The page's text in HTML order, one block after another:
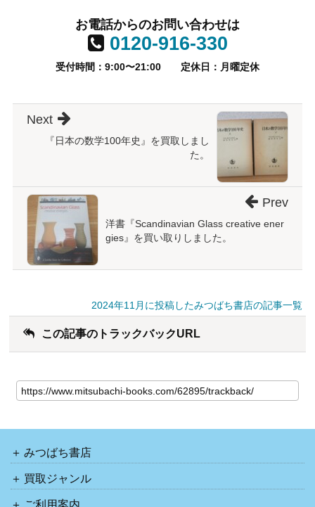
お電話からのお問い合わせは
0120-916-330
受付時間：9:00〜21:00 定休日：月曜定休
『日本の数学100年史』を買取しまし
た。
Next
洋書『Scandinavian Glass creative ener
gies』を買い取りしました。
Prev
2024年11月に投稿したみつばち書店の記事一覧
この記事のトラックバックURL
みつばち書店
買取ジャンル
ご利用案内